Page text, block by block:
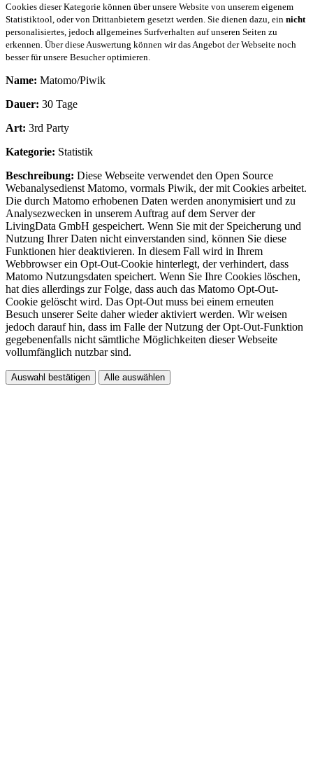
Cookies dieser Kategorie können über unsere Website von unserem eigenem
Statistiktool, oder von Drittanbietern gesetzt werden. Sie dienen dazu, ein nicht
personalisiertes, jedoch allgemeines Surfverhalten auf unseren Seiten zu
erkennen. Über diese Auswertung können wir das Angebot der Webseite noch
besser für unsere Besucher optimieren.
Name: Matomo/Piwik
Dauer: 30 Tage
Art: 3rd Party
Kategorie: Statistik
Beschreibung: Diese Webseite verwendet den Open Source
Webanalysedienst Matomo, vormals Piwik, der mit Cookies arbeitet.
Die durch Matomo erhobenen Daten werden anonymisiert und zu
Analysezwecken in unserem Auftrag auf dem Server der
LivingData GmbH gespeichert. Wenn Sie mit der Speicherung und
Nutzung Ihrer Daten nicht einverstanden sind, können Sie diese
Funktionen hier deaktivieren. In diesem Fall wird in Ihrem
Webbrowser ein Opt-Out-Cookie hinterlegt, der verhindert, dass
Matomo Nutzungsdaten speichert. Wenn Sie Ihre Cookies löschen,
hat dies allerdings zur Folge, dass auch das Matomo Opt-Out-
Cookie gelöscht wird. Das Opt-Out muss bei einem erneuten
Besuch unserer Seite daher wieder aktiviert werden. Wir weisen
jedoch darauf hin, dass im Falle der Nutzung der Opt-Out-Funktion
gegebenenfalls nicht sämtliche Möglichkeiten dieser Webseite
vollumfänglich nutzbar sind.
Auswahl bestätigen Alle auswählen